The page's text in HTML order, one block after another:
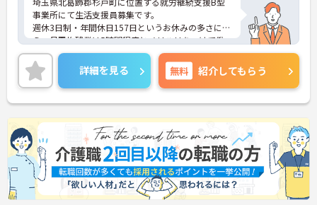
事業所にて生活支援員募集です。
週休3日制・年間休日157日というお休みの多さに加
え、月平均残業は5時間程度とメリハリをつけて働
ける環境です。
ご興味のある方には、面接対策ポイントなど、さら
に詳細をお話いたしますので、お気軽にご相談くだ
さい。
詳細を見る 無料 紹介してもらう